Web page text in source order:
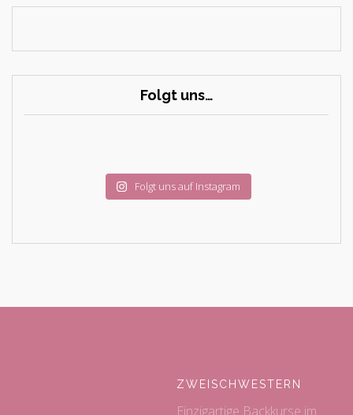
Folgt uns…
Folgt uns auf Instagram
ZWEISCHWESTERN
Einzigartige Backkurse im